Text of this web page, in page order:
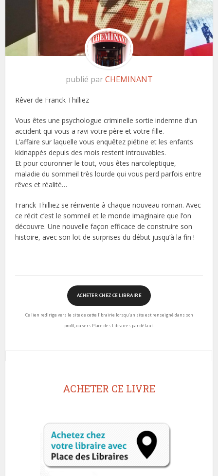
publié parCHEMINANT
Rêver de Franck Thilliez
Vous êtes une psychologue criminelle sortie indemne d’un
accident qui vous a ravi votre père et votre fille.
L’affaire sur laquelle vous enquêtez piétine et les enfants
kidnappés depuis des mois restent introuvables.
Et pour couronner le tout, vous êtes narcoleptique,
maladie du sommeil très lourde qui vous perd parfois entre
rêves et réalité…
Franck Thilliez se réinvente à chaque nouveau roman. Avec
ce récit c’est le sommeil et le monde imaginaire que l’on
découvre. Une nouvelle façon efficace de construire son
histoire, avec son lot de surprises du début jusqu’à la fin !
ACHETER CHEZ CE LIBRAIRE
Ce lien redirige vers le site de cette librairie lorsqu’un site est renseigné dans son
profil, ou vers Place des Libraires par défaut.
ACHETER CE LIVRE